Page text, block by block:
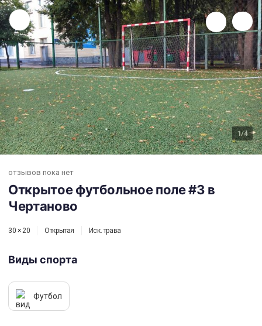
1/4
Открытое футбольное поле #3 в Чертаново
отзывов пока нет
Открытое футбольное поле #3 в
Чертаново
30 × 20 Открытая Иск. трава
Виды спорта
Футбол